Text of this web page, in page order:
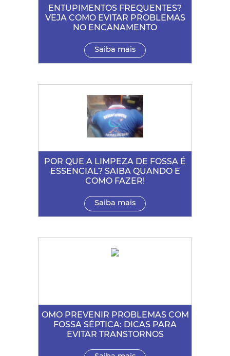
ENTUPIMENTOS FREQUENTES?
VEJA COMO EVITAR PROBLEMAS
NO ENCANAMENTO
Saiba mais
POR QUE A LIMPEZA DE FOSSA É
ESSENCIAL? SAIBA QUANDO E
COMO FAZER!
Saiba mais
OMO PREVENIR PROBLEMAS COM
FOSSA SÉPTICA: DICAS PARA
EVITAR TRANSTORNOS